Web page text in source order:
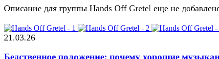
Описание для группы Hands Off Gretel еще не
21.03.26